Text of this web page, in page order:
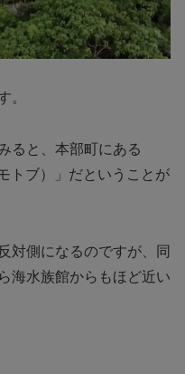
。
ると、本部町にある
トブ）」だということが
対側になるのですが、同
海水族館からもほど近い